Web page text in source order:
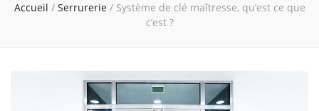
Accueil / Serrurerie / Système de clé maîtresse, qu’est ce que
c’est ?